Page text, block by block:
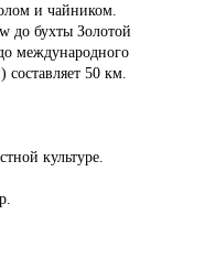
и чайником.
до бухты Золотой
международного
составляет 50 км.
культуре.